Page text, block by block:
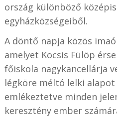
ország különböző
egyházközségeiből.
A döntő napja közös
amelyet Kocsis Fülöp
főiskola nagykancellárja
légköre méltó lelki
emlékeztetve minden
keresztény ember